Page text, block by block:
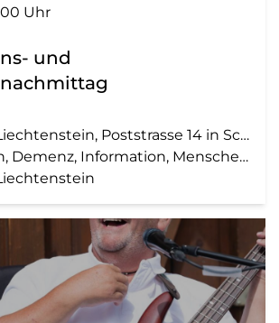
Uhr
und
Poststrasse 14 in Schaan
Menschen mit Demenz, Zemma tua - Senioren gemeinsam aktiv